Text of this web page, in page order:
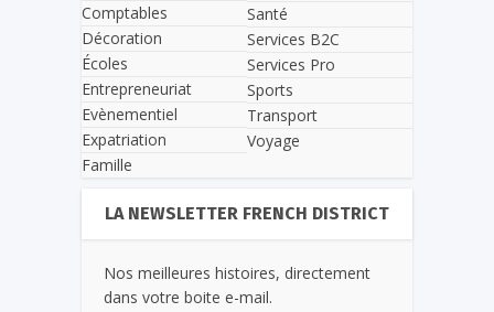
Comptables
Décoration
Écoles
Entrepreneuriat
Evènementiel
Expatriation
Famille
Santé
Services B2C
Services Pro
Sports
Transport
Voyage
LA NEWSLETTER FRENCH DISTRICT
Nos meilleures histoires, directement
dans votre boite e-mail.